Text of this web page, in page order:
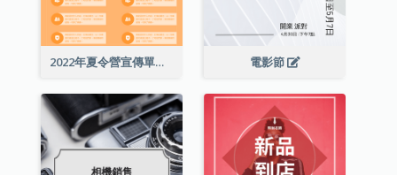
2022年夏令營宣傳單張 電影節